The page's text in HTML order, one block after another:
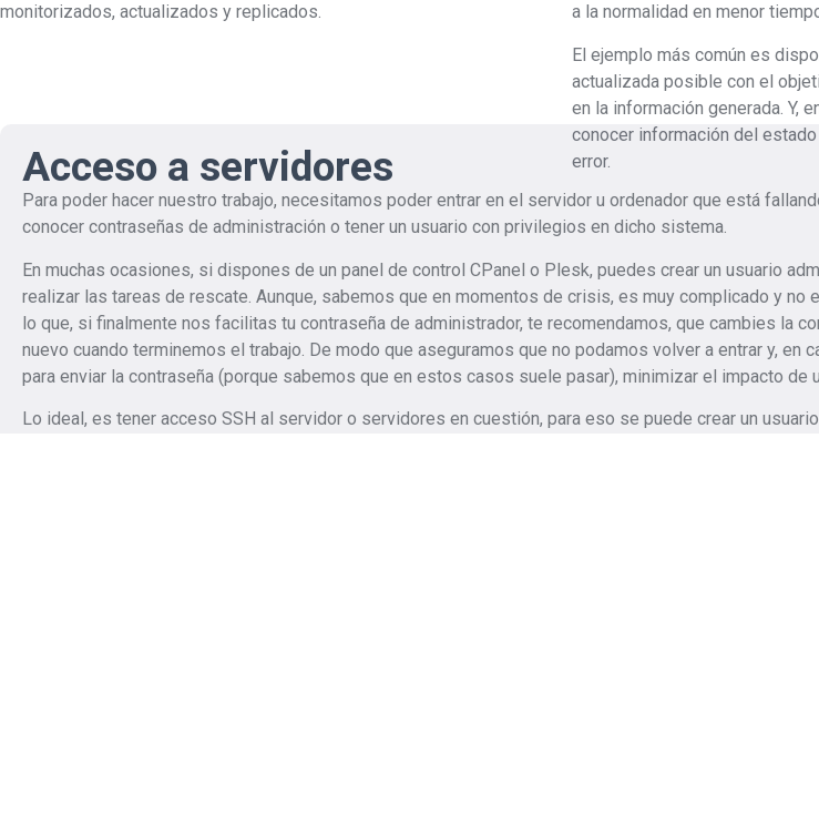
monitorizados, actualizados y replicados.
a la normalidad en menor
El ejemplo más común es
actualizada posible con el
en la información generada. Y,
conocer información del
error.
Acceso a servidores
Para poder hacer nuestro trabajo, necesitamos poder entrar en el servidor u ordenador que está
conocer contraseñas de administración o tener un usuario con privilegios en dicho sistema.
En muchas ocasiones, si dispones de un panel de control CPanel o Plesk, puedes crear un usuario
realizar las tareas de rescate. Aunque, sabemos que en momentos de crisis, es muy complicado y no
lo que, si finalmente nos facilitas tu contraseña de administrador, te recomendamos, que cambies la
nuevo cuando terminemos el trabajo. De modo que aseguramos que no podamos volver a entrar y, en
para enviar la contraseña (porque sabemos que en estos casos suele pasar), minimizar el impacto de
Lo ideal, es tener acceso SSH al servidor o servidores en cuestión, para eso se puede crear un